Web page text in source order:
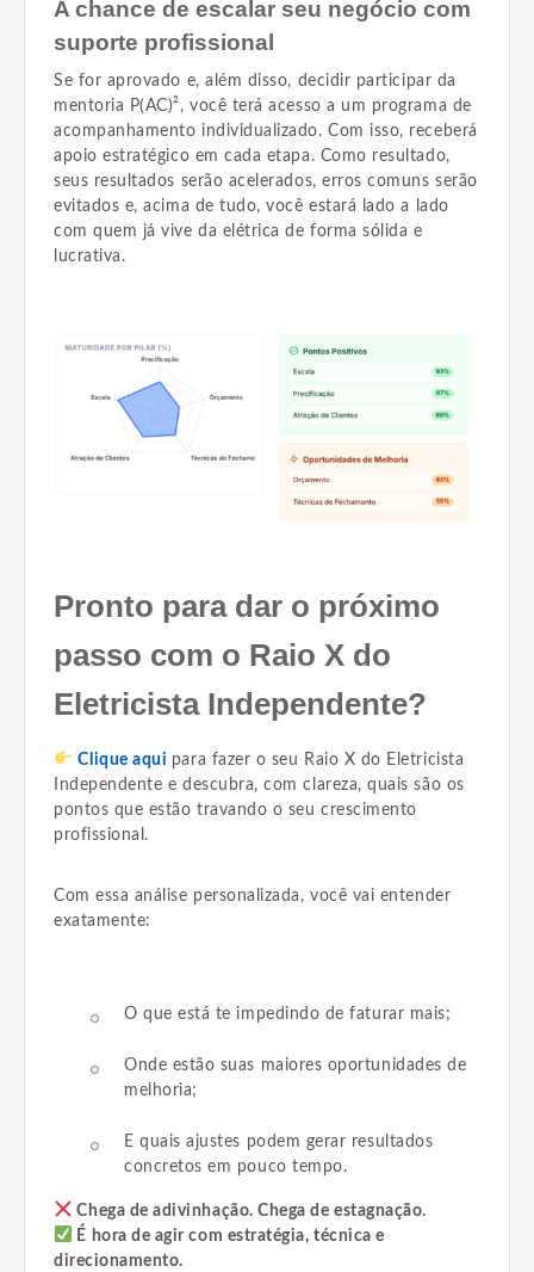
A chance de escalar seu negócio com
suporte profissional
Se for aprovado e, além disso, decidir participar da
mentoria P(AC)², você terá acesso a um programa de
acompanhamento individualizado. Com isso, receberá
apoio estratégico em cada etapa. Como resultado,
seus resultados serão acelerados, erros comuns serão
evitados e, acima de tudo, você estará lado a lado
com quem já vive da elétrica de forma sólida e
lucrativa.
Pronto para dar o próximo
passo com o Raio X do
Eletricista Independente?
Clique aqui para fazer o seu Raio X do Eletricista
Independente e descubra, com clareza, quais são os
pontos que estão travando o seu crescimento
profissional.
Com essa análise personalizada, você vai entender
exatamente:
O que está te impedindo de faturar mais;
Onde estão suas maiores oportunidades de
melhoria;
E quais ajustes podem gerar resultados
concretos em pouco tempo.
Chega de adivinhação. Chega de estagnação.
É hora de agir com estratégia, técnica e
direcionamento.